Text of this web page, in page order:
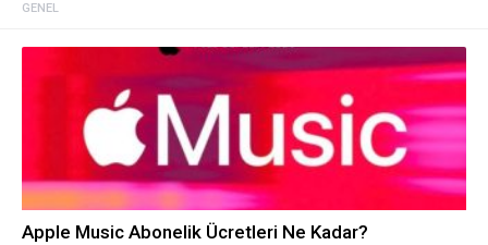
GENEL
Apple Music Abonelik Ücretleri Ne Kadar?